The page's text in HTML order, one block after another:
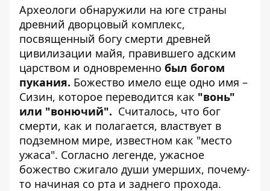
Археологи обнаружили на юге страны
древний дворцовый комплекс,
посвященный богу смерти древней
цивилизации майя, правившего адским
царством и одновременно был богом
пукания. Божество имело еще одно имя –
Сизин, которое переводится как "вонь"
или "вонючий". Считалось, что бог
смерти, как и полагается, властвует в
подземном мире, известном как "место
ужаса". Согласно легенде, ужасное
божество сжигало души умерших, почему-
то начиная со рта и заднего прохода.